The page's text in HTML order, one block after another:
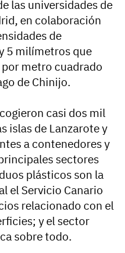
las universidades de
en colaboración
de
5 milímetros que
metro cuadrado
de Chinijo.
casi dos mil
islas de Lanzarote y
a contenedores y
sectores
plásticos son la
el Servicio Canario
relacionado con el
y el sector
sobre todo.